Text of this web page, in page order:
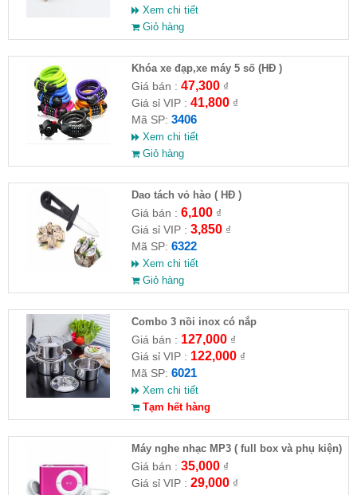
Xem chi tiết
Giỏ hàng
Khóa xe đạp,xe máy 5 số (HĐ )
Giá bán : 47,300₫
Giá sỉ VIP : 41,800₫
Mã SP: 3406
Xem chi tiết
Giỏ hàng
Dao tách vỏ hào ( HĐ )
Giá bán : 6,100₫
Giá sỉ VIP : 3,850₫
Mã SP: 6322
Xem chi tiết
Giỏ hàng
Combo 3 nồi inox có nắp
Giá bán : 127,000₫
Giá sỉ VIP : 122,000₫
Mã SP: 6021
Xem chi tiết
Tạm hết hàng
Máy nghe nhạc MP3 ( full box và phụ kiện)
Giá bán : 35,000₫
Giá sỉ VIP : 29,000₫